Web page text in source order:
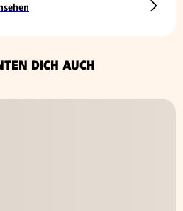
DICH AUCH